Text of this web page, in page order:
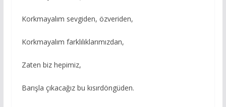
Korkmayalım sevgiden, özveriden,
Korkmayalım farklılıklarımızdan,
Zaten biz hepimiz,
Barışla çıkacağız bu kısırdöngüden.